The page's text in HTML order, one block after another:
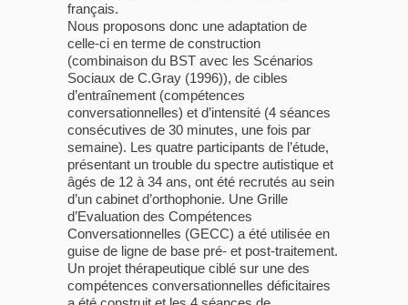
français.
Nous proposons donc une adaptation de
celle-ci en terme de construction
(combinaison du BST avec les Scénarios
Sociaux de C.Gray (1996)), de cibles
d’entraînement (compétences
conversationnelles) et d’intensité (4 séances
consécutives de 30 minutes, une fois par
semaine). Les quatre participants de l’étude,
présentant un trouble du spectre autistique et
âgés de 12 à 34 ans, ont été recrutés au sein
d’un cabinet d’orthophonie. Une Grille
d’Evaluation des Compétences
Conversationnelles (GECC) a été utilisée en
guise de ligne de base pré- et post-traitement.
Un projet thérapeutique ciblé sur une des
compétences conversationnelles déficitaires